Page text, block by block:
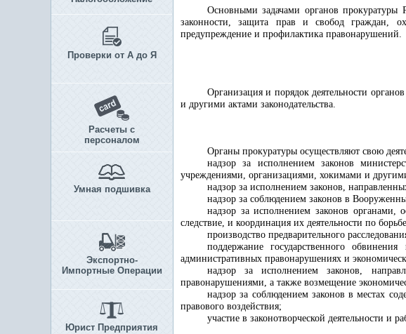
Проверки от А до Я
Расчеты с
персоналом
Умная подшивка
Экспортно-
Импортные Операции
Юрист Предприятия
Основными задачами органов прокуратуры
законности, защита прав и свобод граждан,
предупреждение и профилактика правонарушений.
Организация и порядок деятельности
и другими актами законодательства.
Органы прокуратуры осуществляют свою
надзор за исполнением законов
учреждениями, организациями, хокимами и
надзор за исполнением законов,
надзор за соблюдением законов в
надзор за исполнением законов органами,
следствие, и координация их деятельности по
производство предварительного
поддержание государственного
административных правонарушениях и
надзор за исполнением законов,
правонарушениями, а также возмещение
надзор за соблюдением законов в местах
правового воздействия;
участие в законотворческой деятельности и